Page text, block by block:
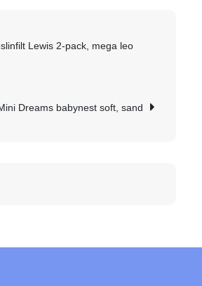
Lewis 2-pack, mega leo
Dreams babynest soft, sand